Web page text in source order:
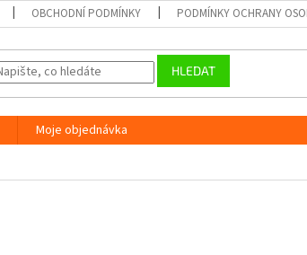
OBCHODNÍ PODMÍNKY PODMÍNKY OCHRANY
HLEDAT
Moje objednávka